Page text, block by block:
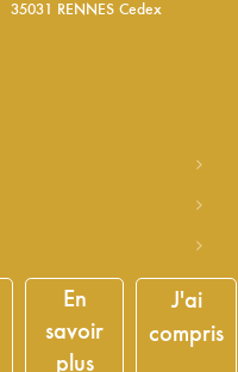
35031 RENNES Cedex
En
savoir
plus
J'ai
compris